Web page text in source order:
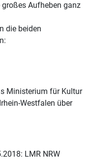
Aufheben ganz
die beiden
Ministerium für Kultur
Westfalen über
LMR NRW